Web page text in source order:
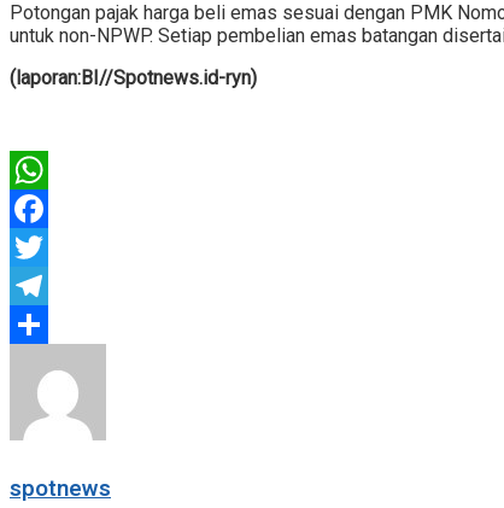
Potongan pajak harga beli emas sesuai dengan PMK
untuk non-NPWP. Setiap pembelian emas batangan
(laporan:BI//Spotnews.id-ryn)
WhatsApp
Facebook
Twitter
Telegram
Share
spotnews